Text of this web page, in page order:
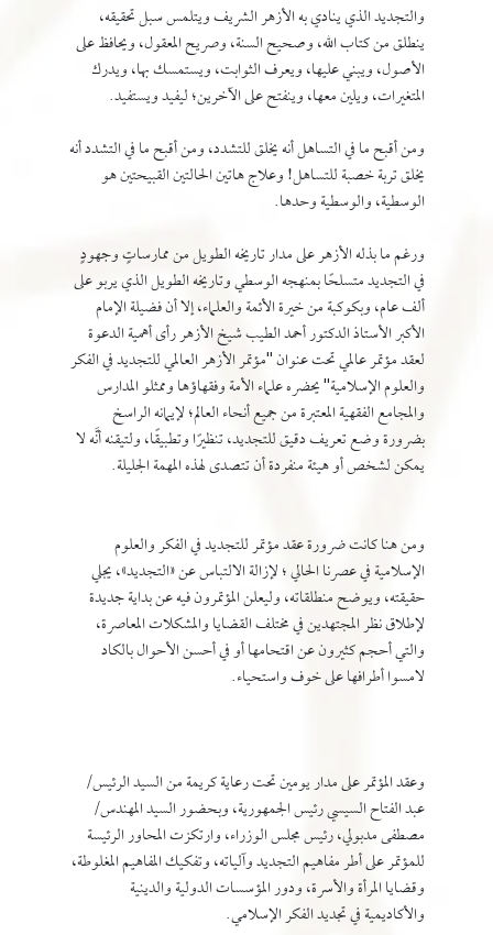
والتجديد الذي ينادي به الأزهر الشريف ويتلمس سبل تحقيقه،
ينطلق من كتاب الله، وصحيح السنة، وصريح المعقول، ويحافظ على
الأصول، ويبني عليها، ويعرف الثوابت، ويستمسك بها، ويدرك
المتغيرات، ويلين معها، وينفتح على الآخرين؛ ليفيد ويستفيد.
ومن أقبح ما في التساهل أنه يخلق للتشدد، ومن أقبح ما في التشدد أنه
يخلق تربة خصبة للتساهل! وعلاج هاتين الحالتين القبيحتين هو
الوسطية، والوسطية وحدها.
ورغم ما بذله الأزهر على مدار تاريخه الطويل من ممارساتٍ وجهودٍ
في التجديد متسلحًا بمنهجه الوسطي وتاريخه الطويل الذي يربو على
ألف عام، وبكوكبة من خيرة الأئمة والعلماء، إلا أن فضيلة الإمام
الأكبر الأستاذ الدكتور أحمد الطيب شيخ الأزهر رأى أهمية الدعوة
لعقد مؤتمر عالمي تحت عنوان "مؤتمر الأزهر العالمي للتجديد في الفكر
والعلوم الإسلامية" يحضره علماء الأمة وفقهاؤها وممثلو المدارس
والمجامع الفقهية المعتبرة من جميع أنحاء العالم؛ لإيمانه الراسخ
بضرورة وضع تعريف دقيق للتجديد، تنظيرًا وتطبيقًا، ولتيقنه أنَّه لا
يمكن لشخص أو هيئة منفردة أن تتصدى لهذه المهمة الجليلة.
ومن هنا كانت ضرورة عقد مؤتمر للتجديد في الفكر والعلوم
الإسلامية في عصرنا الحالي ؛ لإزالة الالتباس عن «التجديد»، يجلي
حقيقته، ويوضح منطلقاته، وليعلن المؤتمرون فيه عن بداية جديدة
لإطلاق نظر المجتهدين في مختلف القضايا والمشكلات المعاصرة،
والتي أحجم كثيرون عن اقتحامها أو في أحسن الأحوال بالكاد
لامسوا أطرافها على خوف واستحياء.
وعقد المؤتمر على مدار يومين تحت رعاية كريمة من السيد الرئيس/
عبد الفتاح السيسي رئيس الجمهورية، وبحضور السيد المهندس/
مصطفى مدبولي، رئيس مجلس الوزراء، وارتكزت المحاور الرئيسة
للمؤتمر على أطر مفاهيم التجديد وآلياته، وتفكيك المفاهيم المغلوطة،
وقضايا المرأة والأسرة، ودور المؤسسات الدولية والدينية
والأكاديمية في تجديد الفكر الإسلامي.